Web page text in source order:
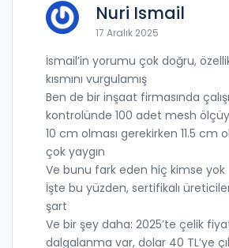
Nuri Ismail
17 Aralık 2025
İsmail’in yorumu çok doğru,
kısmını vurgulamış
Ben de bir inşaat firmasında
kontrolünde 100 adet mesh
10 cm olması gerekirken 11.5 cm
çok yaygın
Ve bunu fark eden hiç kimse yok
İşte bu yüzden, sertifikalı
şart
Ve bir şey daha: 2025’te çelik
dalgalanma var, dolar 40 TL’ye